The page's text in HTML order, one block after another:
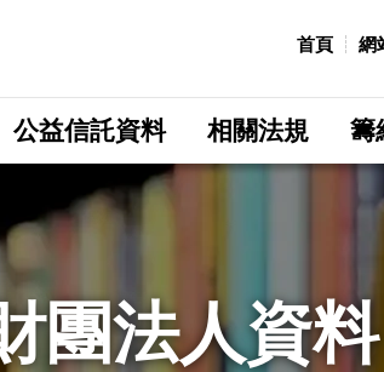
首頁 網
公益信託資料 相關法規 籌
團法人資料